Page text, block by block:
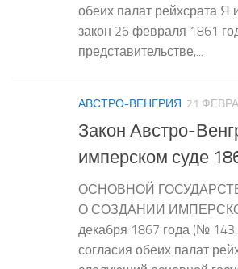
обеих палат рейхсрата Я
закон 26 февраля 1861
представительстве,...
АВСТРО-ВЕНГРИЯ 21
Закон Австро-
имперском суде
ОСНОВНОЙ
О СОЗДАНИИ
декабря 1867 года (№ 143.
согласия обеих палат